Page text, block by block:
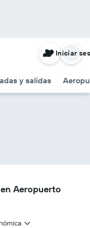
y salidas
Iniciar
Aeropuerto